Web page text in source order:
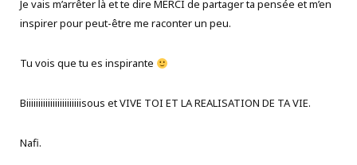
Je vais m’arrêter là et te dire MERCI de partager ta pensée et m’en
inspirer pour peut-être me raconter un peu.
Tu vois que tu es inspirante
Biiiiiiiiiiiiiiiiiiiiiiisous et VIVE TOI ET LA REALISATION DE TA VIE.
Nafi.